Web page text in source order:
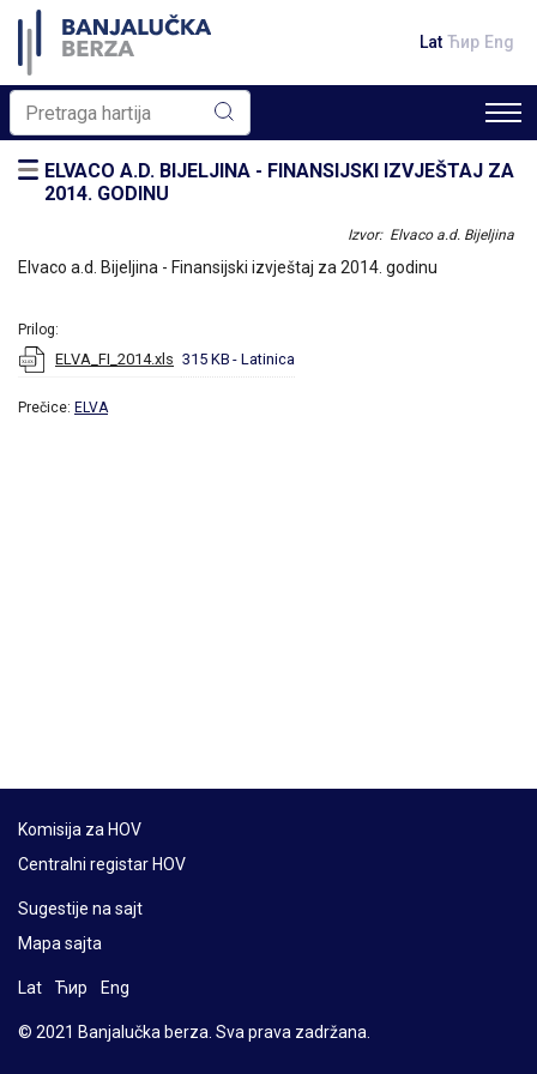
Lat Ћир Eng
ELVACO A.D. BIJELJINA - FINANSIJSKI IZVJEŠTAJ ZA
2014. GODINU
Izvor: Elvaco a.d. Bijeljina
Elvaco a.d. Bijeljina - Finansijski izvještaj za 2014. godinu
Prilog:
ELVA_FI_2014.xls 315 KB - Latinica
Prečice: ELVA
Komisija za HOV
Centralni registar HOV
Sugestije na sajt
Mapa sajta
Lat Ћир Eng
© 2021 Banjalučka berza. Sva prava zadržana.